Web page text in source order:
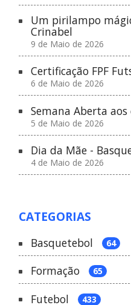
Um pirilampo
Crinabel
9 de Maio de 2026
Certificação FPF
6 de Maio de 2026
Semana Aberta
5 de Maio de 2026
Dia da Mãe -
4 de Maio de 2026
CATEGORIAS
Basquetebol 64
Formação 65
Futebol 433